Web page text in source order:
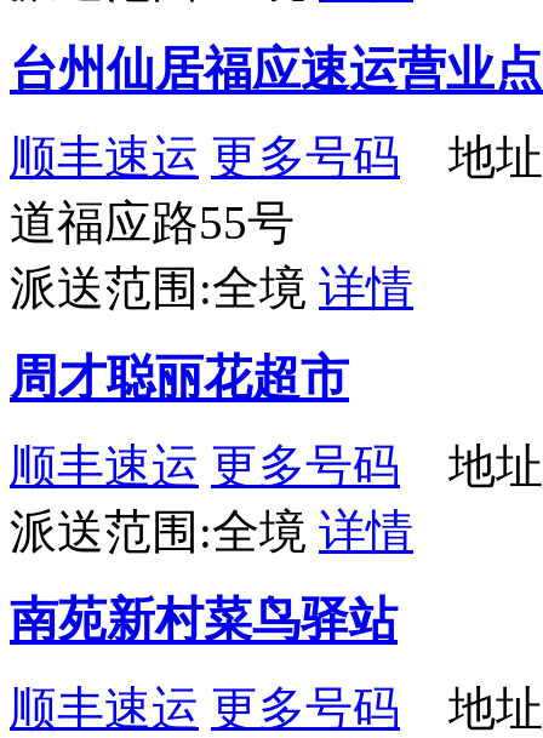
台州仙居福应速运营业点
顺丰速运 更多号码 地址
道福应路55号
派送范围:全境 详情
周才聪丽花超市
顺丰速运 更多号码 地址
派送范围:全境 详情
南苑新村菜鸟驿站
顺丰速运 更多号码 地址